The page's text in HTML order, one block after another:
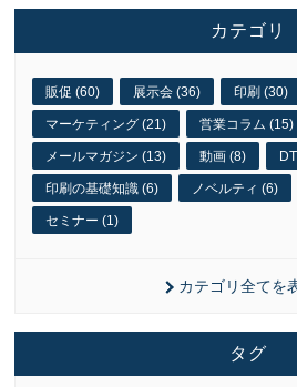
カテゴリ
販促 (60) 展示会 (36) 印刷 (30)
マーケティング (21) 営業コラム (15)
メールマガジン (13) 動画 (8)
印刷の基礎知識 (6) ノベルティ (6)
セミナー (1)
カテゴリ全てを
タグ